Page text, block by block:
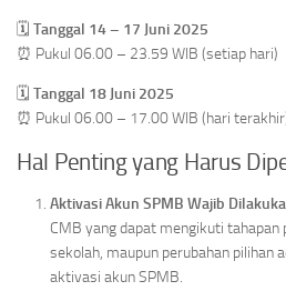
🗓️ Tanggal 14 – 17 Juni 2025
⏰ Pukul 06.00 – 23.59 WIB (setiap hari)
🗓️ Tanggal 18 Juni 2025
⏰ Pukul 06.00 – 17.00 WIB (hari
Hal Penting yang Harus
Aktivasi Akun SPMB Wajib
CMB yang dapat mengikuti
sekolah, maupun perubahan pilihan
aktivasi akun SPMB.